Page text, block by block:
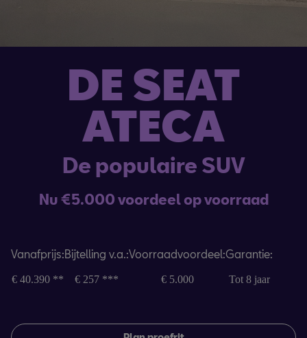
DE SEAT
ATECA
De populaire SUV
Nu €5.000 voordeel op voorraad
Vanafprijs:
€ 40.390 **
Bijtelling v.a.:
€ 257 ***
Voorraadvoordeel:
€ 5.000
Garantie:
Tot 8 jaar